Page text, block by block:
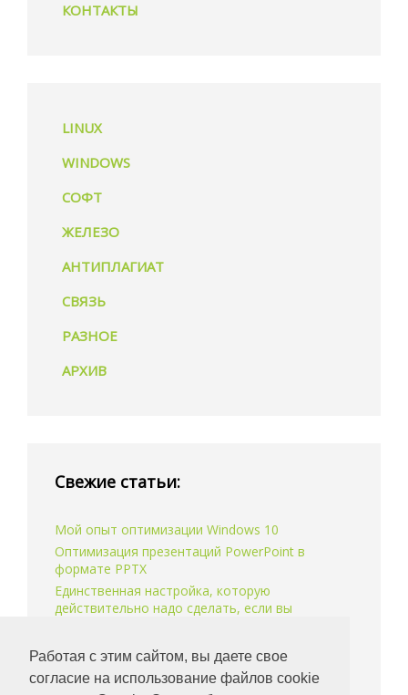
Работая с этим сайтом, вы даете свое
согласие на использование файлов cookie
КОНТАКТЫ
LINUX
WINDOWS
СОФТ
ЖЕЛЕЗО
АНТИПЛАГИАТ
СВЯЗЬ
РАЗНОЕ
АРХИВ
Свежие статьи:
Мой опыт оптимизации Windows 10
Оптимизация презентаций PowerPoint в
формате PPTX
Единственная настройка, которую
действительно надо сделать, если вы
Как скопировать имена всех файлов в папке?
Долгосрочное хранение данных на разных
носителях — немного личного опыта